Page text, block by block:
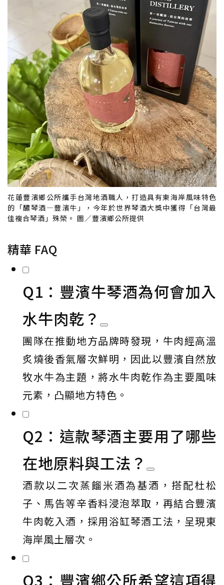
花蓮豐濱鄉公所攜手台灣地酒職人，打造具有東海岸風味特色
的「醲琴酒—豐濱牛」，今年於世界琴酒大獎中獲得「台灣最
佳複合琴酒」殊榮。 圖／豐濱鄉公所提供
精華 FAQ
Q1：豐濱牛琴酒為何會加入
水牛肉乾？
團隊在推動地方品牌時發現，牛肉經高溫
炙燒後香氣層次鮮明，因此以豐濱自然放
牧水牛為主題，將水牛肉乾作為主要風味
元素，凸顯地方特色。
Q2：這款琴酒主要用了哪些
在地原料與工法？
酒款以二次蒸餾米酒為基酒，搭配杜松
子、馬告等辛香料浸泡萃取，再結合豐濱
牛肉乾入酒，採用浴缸琴酒工法，呈現東
海岸風土層次。
Q3：豐濱鄉公所希望這項得